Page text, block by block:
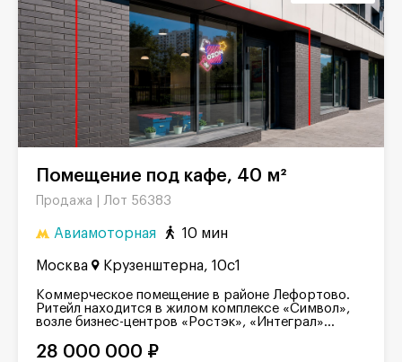
Помещение под кафе, 40 м²
Продажа | Лот 56383
Авиамоторная 10 мин
Москва Крузенштерна, 10с1
Коммерческое помещение в районе Лефортово.
Ритейл находится в жилом комплексе «Символ»,
возле бизнес-центров «Ростэк», «Интеграл»...
28 000 000 ₽